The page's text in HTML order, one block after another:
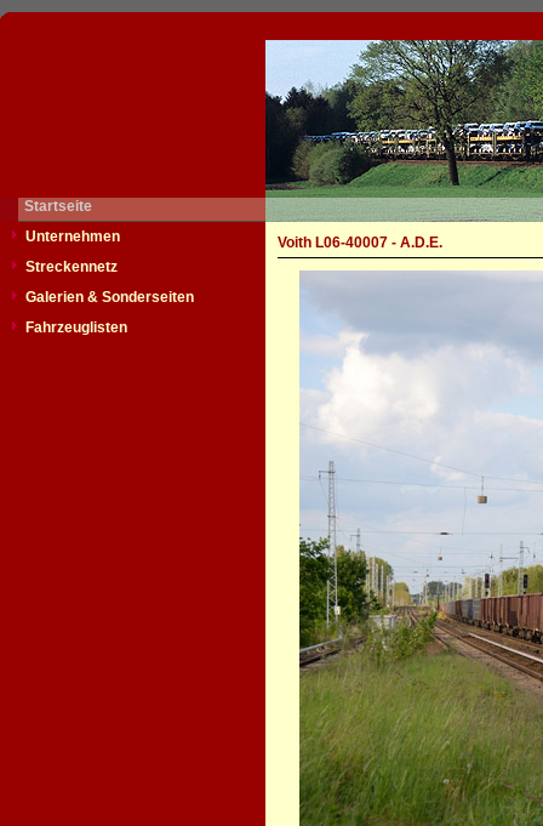
Startseite
Unternehmen
Streckennetz
Galerien & Sonderseiten
Fahrzeuglisten
Voith L06-40007 - A.D.E.